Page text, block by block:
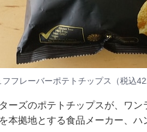
フレーバーポテトチップス（税込
ーズのポテトチップスが、ワ
本拠地とする食品メーカー、ハ